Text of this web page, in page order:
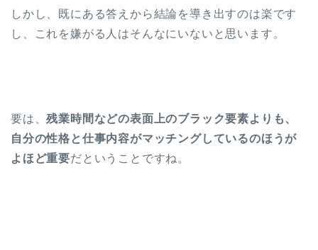
しかし、既にある答えから結論を導き出すのは楽です
し、これを嫌がる人はそんなにいないと思います。
要は、残業時間などの表面上のブラック要素よりも、
自分の性格と仕事内容がマッチングしているのほうが
よほど重要だということですね。